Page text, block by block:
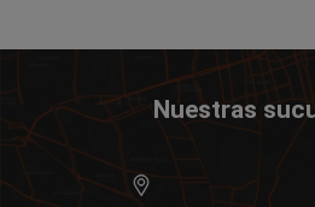
Nuestras